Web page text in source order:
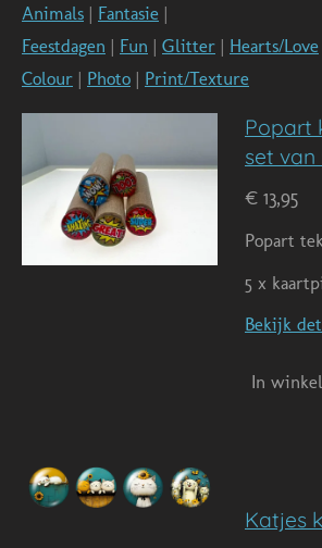
Animals | Fantasie |
Feestdagen | Fun | Glitter | Hearts/Love
Colour | Photo | Print/Texture
Popart
set van
€ 13,95
Popart
5 x
Bekijk
In
Katjes